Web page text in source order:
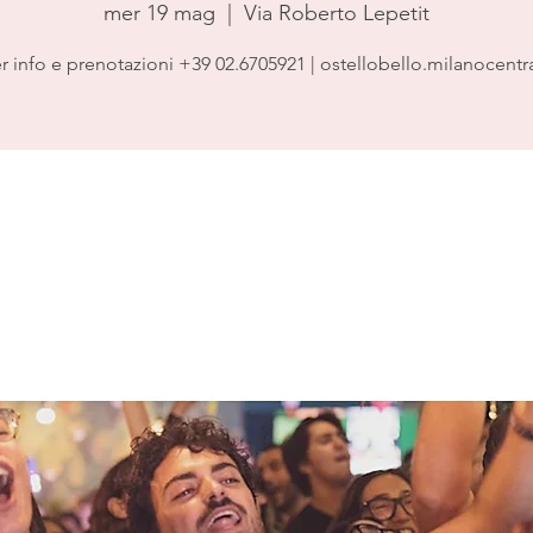
mer 19 mag Via Roberto Lepetit
info e prenotazioni +39 02.6705921 |